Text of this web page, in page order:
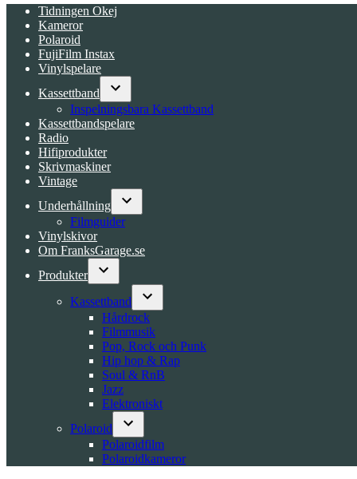
Tidningen Okej
Kameror
Polaroid
FujiFilm Instax
Vinylspelare
Kassettband
Open
dropdown
menu
Inspelningsbara Kassettband
Kassettbandspelare
Radio
Hifiprodukter
Skrivmaskiner
Vintage
Underhållning
Open
Filmguider
Vinylskivor
Om FranksGarage.se
Produkter
Open
dropdown
menu
Kassettband
Open
dropdown
menu
Hårdrock
Filmmusik
Pop, Rock och Punk
Hip hop & Rap
Soul & RnB
Jazz
Elektroniskt
Polaroid
Open
dropdown
menu
Polaroidfilm
Polaroidkameror